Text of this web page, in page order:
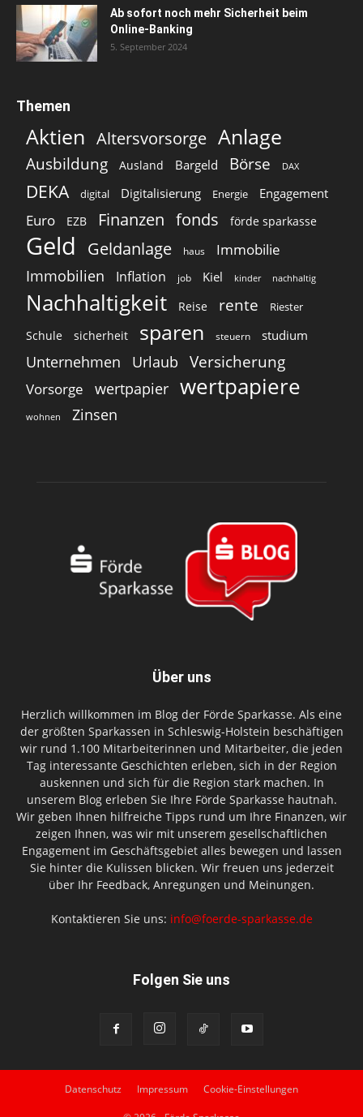
Ab sofort noch mehr Sicherheit beim
Online-Banking
5. September 2024
Themen
Aktien Altersvorsorge Anlage
Ausbildung Ausland Bargeld Börse DAX
DEKA digital Digitalisierung Energie Engagement
Euro EZB Finanzen fonds förde sparkasse
Geld Geldanlage haus Immobilie
Immobilien Inflation job Kiel kinder nachhaltig
Nachhaltigkeit Reise rente Riester
Schule sicherheit sparen steuern studium
Unternehmen Urlaub Versicherung
Vorsorge wertpapier wertpapiere
wohnen Zinsen
Über uns
Herzlich willkommen im Blog der Förde Sparkasse. Als eine
der größten Sparkassen in Schleswig-Holstein beschäftigen
wir rund 1.100 Mitarbeiterinnen und Mitarbeiter, die jeden
Tag interessante Geschichten erleben, sich in der Region
auskennen und sich für die Region stark machen. In
unserem Blog erleben Sie Ihre Förde Sparkasse hautnah.
Wir geben Ihnen hilfreiche Tipps rund um Ihre Finanzen, wir
zeigen Ihnen, was wir mit unserem gesellschaftlichen
Engagement im Geschäftsgebiet alles bewegen und lassen
Sie hinter die Kulissen blicken. Wir freuen uns jederzeit
über Ihr Feedback, Anregungen und Meinungen.
Kontaktieren Sie uns: info@foerde-sparkasse.de
Folgen Sie uns
Datenschutz Impressum Cookie-Einstellungen